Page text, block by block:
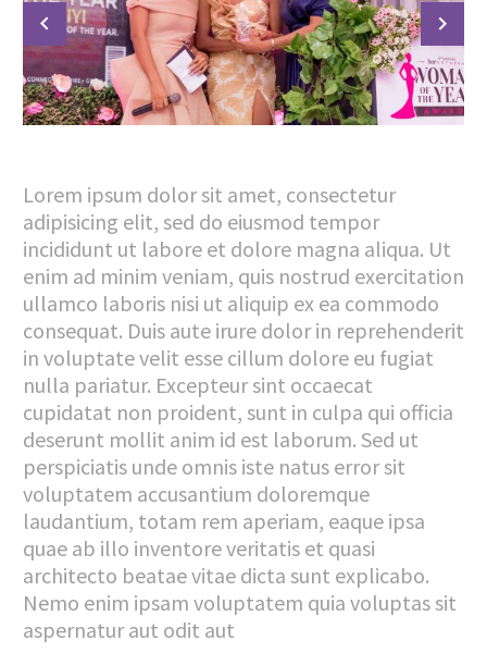
Lorem ipsum dolor sit amet, consectetur
adipisicing elit, sed do eiusmod tempor
incididunt ut labore et dolore magna aliqua. Ut
enim ad minim veniam, quis nostrud exercitation
ullamco laboris nisi ut aliquip ex ea commodo
consequat. Duis aute irure dolor in reprehenderit
in voluptate velit esse cillum dolore eu fugiat
nulla pariatur. Excepteur sint occaecat
cupidatat non proident, sunt in culpa qui officia
deserunt mollit anim id est laborum. Sed ut
perspiciatis unde omnis iste natus error sit
voluptatem accusantium doloremque
laudantium, totam rem aperiam, eaque ipsa
quae ab illo inventore veritatis et quasi
architecto beatae vitae dicta sunt explicabo.
Nemo enim ipsam voluptatem quia voluptas sit
aspernatur aut odit aut